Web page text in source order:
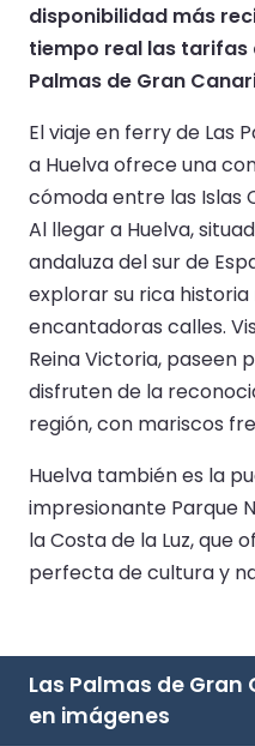
disponibilidad más
tiempo real las tarifas
Palmas de Gran
El viaje en ferry de Las
a Huelva ofrece una
cómoda entre las Islas
Al llegar a Huelva,
andaluza del sur de
explorar su rica
encantadoras calles.
Reina Victoria, paseen
disfruten de la
región, con mariscos
Huelva también es la
impresionante Parque
la Costa de la Luz, que
perfecta de cultura y
Las Palmas de
en imágenes